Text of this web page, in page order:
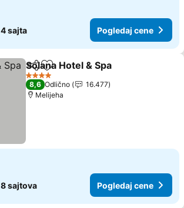
4 sajta Pogledaj cene
Deli Dodati u favorite
Solana Hotel & Spa
4 Zvezdice
8,6 Odlično
16.477
Melijeha
8 sajtova Pogledaj cene